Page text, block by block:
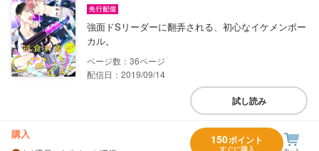
強面ドSリーダーに翻弄される、初心なイケメンボー
カル。
36
配信日：2019/09/14
試し読み
購入 150ポイント